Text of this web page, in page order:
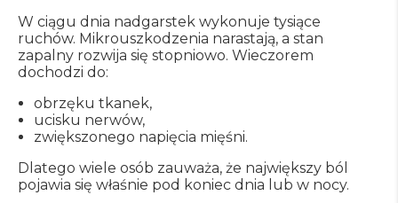
W ciągu dnia nadgarstek wykonuje tysiące
ruchów. Mikrouszkodzenia narastają, a stan
zapalny rozwija się stopniowo. Wieczorem
dochodzi do:
obrzęku tkanek,
ucisku nerwów,
zwiększonego napięcia mięśni.
Dlatego wiele osób zauważa, że największy ból
pojawia się właśnie pod koniec dnia lub w nocy.